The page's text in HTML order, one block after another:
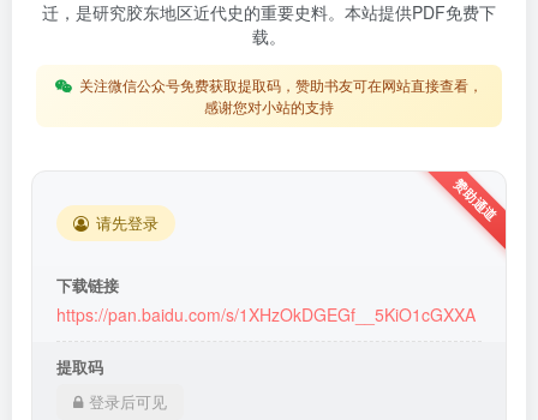
迁，是研究胶东地区近代史的重要史料。本站提供PDF免费下
载。
关注微信公众号免费获取提取码，赞助书友可在网站直接查看，
感谢您对小站的支持
请先登录
下载链接
https://pan.baidu.com/s/1XHzOkDGEGf__5KiO1cGXXA
提取码
登录后可见